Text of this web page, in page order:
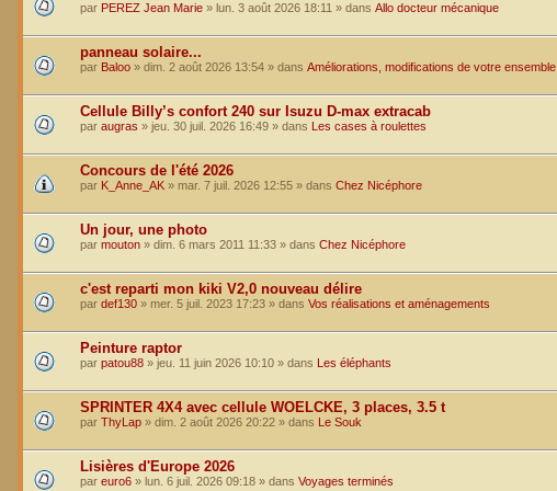
par PEREZ Jean Marie » lun. 3 août 2026 18:11 » dans Allo docteur mécanique
panneau solaire...
par Baloo » dim. 2 août 2026 13:54 » dans Améliorations, modifications de votre ensemble
Cellule Billy’s confort 240 sur Isuzu D-max extracab
par augras » jeu. 30 juil. 2026 16:49 » dans Les cases à roulettes
Concours de l'été 2026
par K_Anne_AK » mar. 7 juil. 2026 12:55 » dans Chez Nicéphore
Un jour, une photo
par mouton » dim. 6 mars 2011 11:33 » dans Chez Nicéphore
c'est reparti mon kiki V2,0 nouveau délire
par def130 » mer. 5 juil. 2023 17:23 » dans Vos réalisations et aménagements
Peinture raptor
par patou88 » jeu. 11 juin 2026 10:10 » dans Les éléphants
SPRINTER 4X4 avec cellule WOELCKE, 3 places, 3.5 t
par ThyLap » dim. 2 août 2026 20:22 » dans Le Souk
Lisières d'Europe 2026
par euro6 » lun. 6 juil. 2026 09:18 » dans Voyages terminés